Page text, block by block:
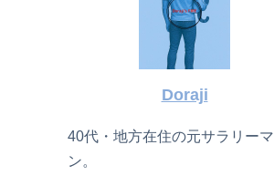
Doraji
40代・地方在住の元サラリーマ
ン。